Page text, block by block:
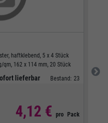
haftklebend, 5 x 4 Stück
qm, 162 x 114 mm, 20 Stück
lieferbar Bestand: 23
4,12 € pro
Pack
114